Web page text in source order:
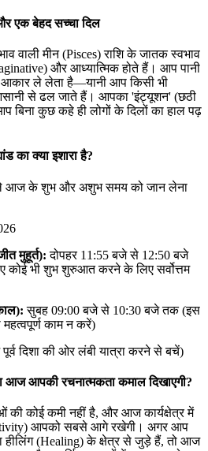
एक बेहद सच्चा दिल
वाली मीन (Pisces) राशि के जातक स्वभाव
और आध्यात्मिक होते हैं। आप पानी
आकार ले लेता है—यानी आप किसी भी
से ढल जाते हैं। आपका 'इंट्यूशन' (छठी
बिना कुछ कहे ही लोगों के दिलों का हाल पढ़
का क्या इशारा है?
आज के शुभ और अशुभ समय को जान लेना
मुहूर्त): दोपहर 11:55 बजे से 12:50 बजे
भी शुभ शुरुआत करने के लिए सर्वोत्तम
सुबह 09:00 बजे से 10:30 बजे तक (इस
महत्वपूर्ण काम न करें)
पूर्व दिशा की ओर लंबी यात्रा करने से बचें)
आज आपकी रचनात्मकता कमाल दिखाएगी?
कोई कमी नहीं है, और आज कार्यक्षेत्र में
आपको सबसे आगे रखेगी। अगर आप
(Healing) के क्षेत्र से जुड़े हैं, तो आज